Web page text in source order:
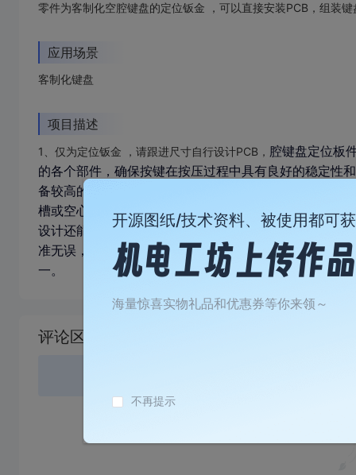
零件为客制化空腔键盘的定位钣金 ，可以直接安装PCB，组装键
应用场景
客制化键盘
项目描述
1、仅为定位钣金 ，请跟进尺寸自行设计PCB， 腔键盘定位板
的各个部件，确保按键在按压过程中具有良好的稳定性
备较高的强度与耐用性，能够有效减少按键在长时间使
槽或空心结构，这些结构不仅减轻了整体重量，还优化
设计还能提升散热性能，避免因长时间使用导致的局部
准无误，从而提升打字体验的舒适度与准确性。该部件
一。
失
评论区
开源图纸/技术资料、被使用都可
海量惊喜实物礼品和优惠券等你来领～
不再提示